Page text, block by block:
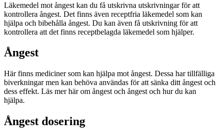
Läkemedel mot ångest kan du få utskrivna utskrivningar för att
kontrollera ångest. Det finns även receptfria läkemedel som kan
hjälpa och bibehålla ångest. Du kan även få utskrivning för att
kontrollera att det finns receptbelagda läkemedel som hjälper.
Ångest
Här finns mediciner som kan hjälpa mot ångest. Dessa har tillfälliga
biverkningar men kan behöva användas för att sänka ditt ångest och
dess effekt. Läs mer här om ångest och ångest och hur du kan
hjälpa.
Ångest dosering